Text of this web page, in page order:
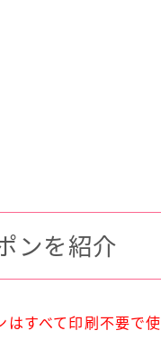
ンを紹介
はすべて印刷不要で使